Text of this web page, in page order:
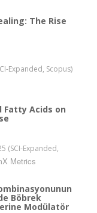
The Rise
Expanded, Scopus)
Acids on
(SCI-Expanded,
Metrics
Böbrek
Modülatör